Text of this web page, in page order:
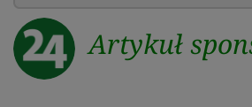
Artykuł